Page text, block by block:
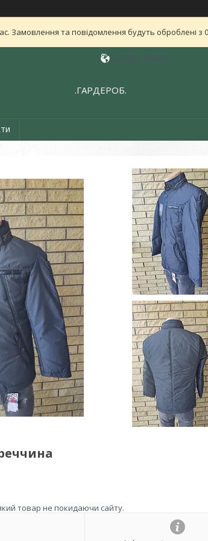
Замовлення та повідомлення будуть оброблені з
.ГАРДЕРОБ.
товар не покидаючи сайту.